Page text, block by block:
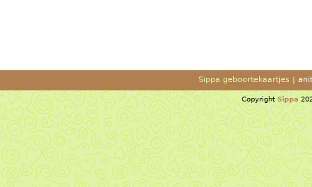
Sippa geboortekaartjes |
CopyrightSippa